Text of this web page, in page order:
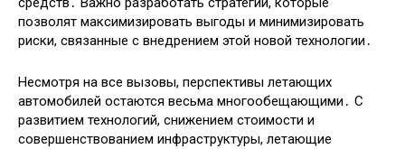
позволят максимизировать выгоды и минимизировать
риски, связанные с внедрением этой новой технологии․
Несмотря на все вызовы, перспективы летающих
автомобилей остаются весьма многообещающими․ С
развитием технологий, снижением стоимости и
совершенствованием инфраструктуры, летающие